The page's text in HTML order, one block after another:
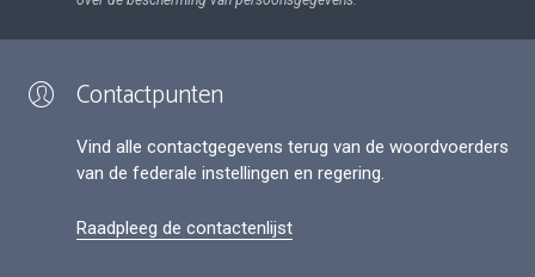
Contactpunten
Vind alle contactgegevens terug van de woordvoerders
van de federale instellingen en regering.
Raadpleeg de contactenlijst